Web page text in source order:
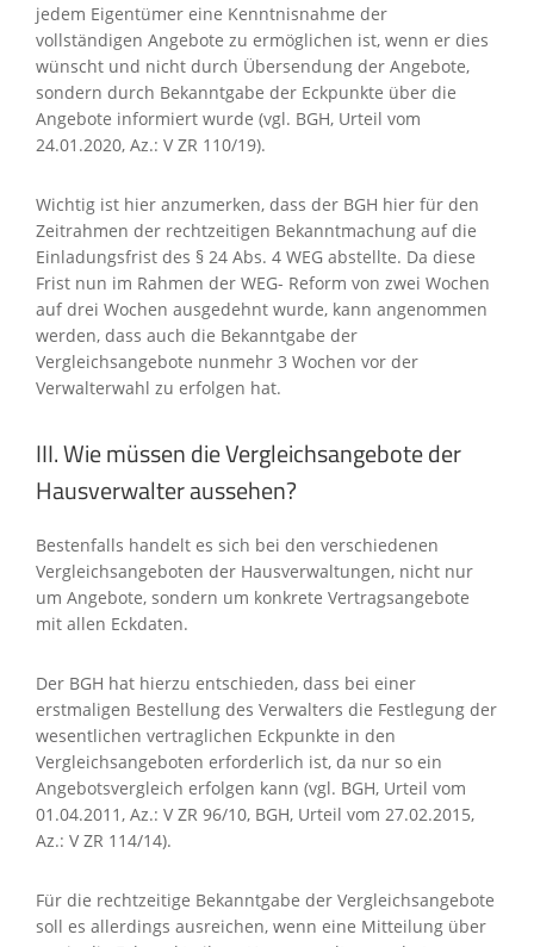
jedem Eigentümer eine Kenntnisnahme der
vollständigen Angebote zu ermöglichen ist, wenn er dies
wünscht und nicht durch Übersendung der Angebote,
sondern durch Bekanntgabe der Eckpunkte über die
Angebote informiert wurde (vgl. BGH, Urteil vom
24.01.2020, Az.: V ZR 110/19).
Wichtig ist hier anzumerken, dass der BGH hier für den
Zeitrahmen der rechtzeitigen Bekanntmachung auf die
Einladungsfrist des § 24 Abs. 4 WEG abstellte. Da diese
Frist nun im Rahmen der WEG- Reform von zwei Wochen
auf drei Wochen ausgedehnt wurde, kann angenommen
werden, dass auch die Bekanntgabe der
Vergleichsangebote nunmehr 3 Wochen vor der
Verwalterwahl zu erfolgen hat.
III. Wie müssen die Vergleichsangebote der
Hausverwalter aussehen?
Bestenfalls handelt es sich bei den verschiedenen
Vergleichsangeboten der Hausverwaltungen, nicht nur
um Angebote, sondern um konkrete Vertragsangebote
mit allen Eckdaten.
Der BGH hat hierzu entschieden, dass bei einer
erstmaligen Bestellung des Verwalters die Festlegung der
wesentlichen vertraglichen Eckpunkte in den
Vergleichsangeboten erforderlich ist, da nur so ein
Angebotsvergleich erfolgen kann (vgl. BGH, Urteil vom
01.04.2011, Az.: V ZR 96/10, BGH, Urteil vom 27.02.2015,
Az.: V ZR 114/14).
Für die rechtzeitige Bekanntgabe der Vergleichsangebote
soll es allerdings ausreichen, wenn eine Mitteilung über